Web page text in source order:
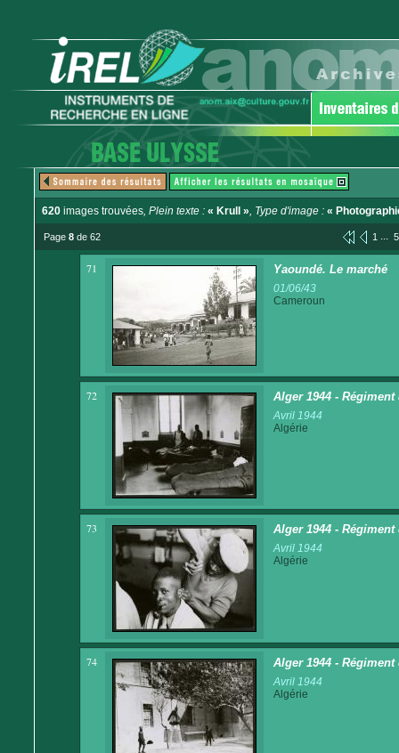
620 images trouvées, Plein texte : « Krull », Type d'image : «
Page 8 de 62 1 ... 5
71 Yaoundé. Le marché
01/06/43
Cameroun
72 Alger 1944 -
Avril 1944
Algérie
73 Alger 1944 -
Avril 1944
Algérie
74 Alger 1944 -
Avril 1944
Algérie